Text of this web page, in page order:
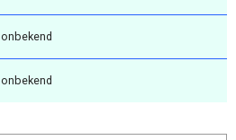
onbekend
onbekend